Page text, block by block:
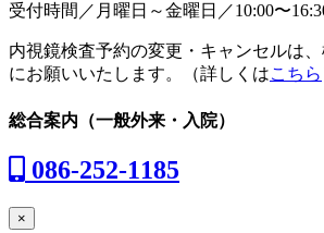
受付時間／月曜日～金曜日／10:00〜
内視鏡検査予約の変更・キャンセルは
にお願いいたします。（詳しくはこちら
総合案内 （一般外来・入院）
086-252-1185
×